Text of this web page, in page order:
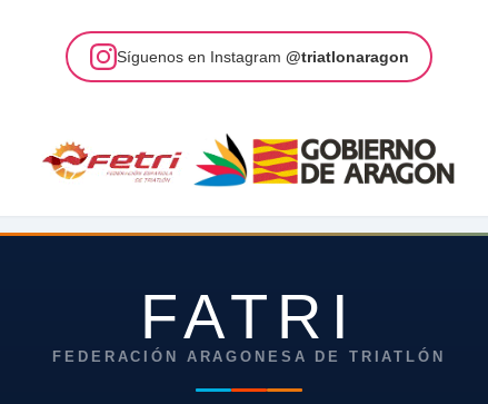
Síguenos en Instagram @triatlonaragon
FATRI
FEDERACIÓN ARAGONESA DE TRIATLÓN